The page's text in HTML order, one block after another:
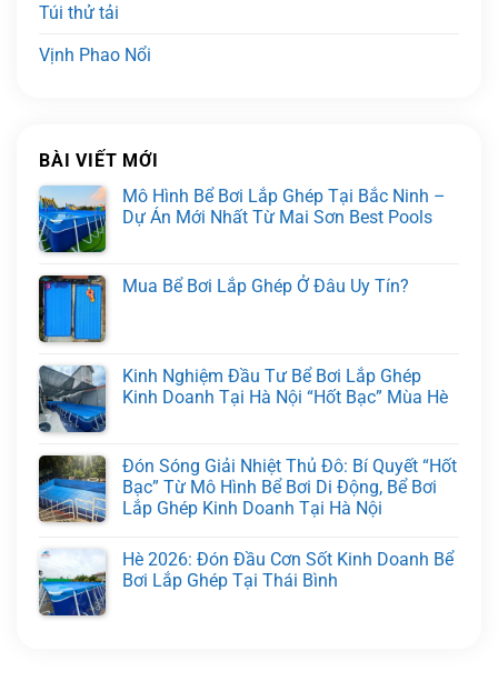
Túi thử tải
Vịnh Phao Nổi
BÀI VIẾT MỚI
Mô Hình Bể Bơi Lắp Ghép Tại Bắc Ninh –
Dự Án Mới Nhất Từ Mai Sơn Best Pools
Mua Bể Bơi Lắp Ghép Ở Đâu Uy Tín?
Kinh Nghiệm Đầu Tư Bể Bơi Lắp Ghép
Kinh Doanh Tại Hà Nội “Hốt Bạc” Mùa Hè
Đón Sóng Giải Nhiệt Thủ Đô: Bí Quyết “Hốt
Bạc” Từ Mô Hình Bể Bơi Di Động, Bể Bơi
Lắp Ghép Kinh Doanh Tại Hà Nội
Hè 2026: Đón Đầu Cơn Sốt Kinh Doanh Bể
Bơi Lắp Ghép Tại Thái Bình